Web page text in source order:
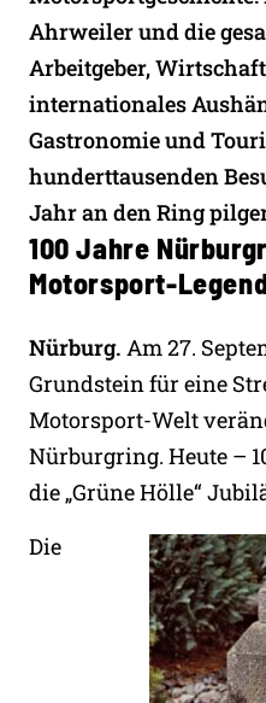
Ahrweiler und die
Arbeitgeber,
internationales
Gastronomie und
hunderttausenden
Jahr an den Ring
100 Jahre
Motorsport-
Nürburg. Am 27.
Grundstein für eine
Motorsport-Welt
Nürburgring. Heute –
die „Grüne Hölle“
Die